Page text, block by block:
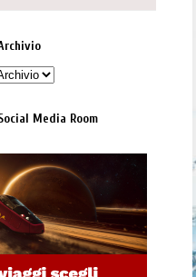
Media Room